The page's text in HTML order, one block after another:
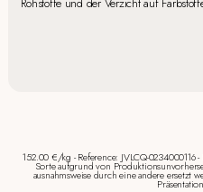
152.00 €/kg - Reference: JVLCQ-
Sorte aufgrund von
ausnahmsweise durch eine andere ersetzt